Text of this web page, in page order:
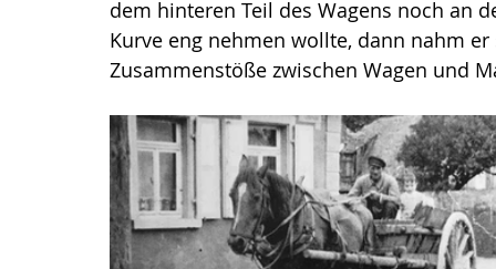
dem hinteren Teil des Wagens noch an
Kurve eng nehmen wollte, dann nahm
Zusammenstöße zwischen Wagen und